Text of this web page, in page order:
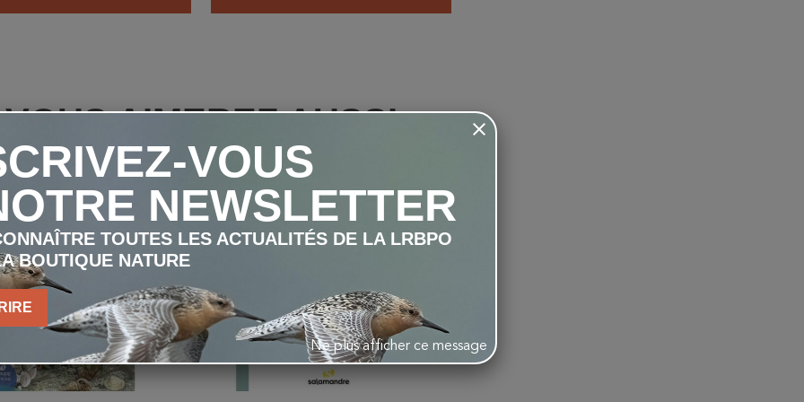
VOUS AIMEREZ AUSSI
favorite_border favorite_border
VOUS
NEWSLETTER
TOUTES LES ACTUALITÉS DE LA LRBPO
BOUTIQUE NATURE
Ne plus afficher ce message